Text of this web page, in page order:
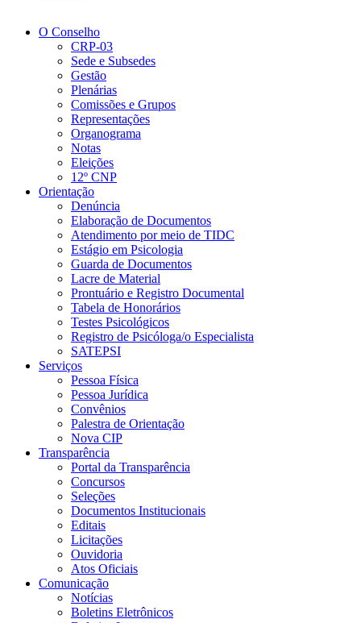
O Conselho
CRP-03
Sede e Subsedes
Gestão
Plenárias
Comissões e Grupos
Representações
Organograma
Notas
Eleições
12º CNP
Orientação
Denúncia
Elaboração de Documentos
Atendimento por meio de TIDC
Estágio em Psicologia
Guarda de Documentos
Lacre de Material
Prontuário e Registro Documental
Tabela de Honorários
Testes Psicológicos
Registro de Psicóloga/o Especialista
SATEPSI
Serviços
Pessoa Física
Pessoa Jurídica
Convênios
Palestra de Orientação
Nova CIP
Transparência
Portal da Transparência
Concursos
Seleções
Documentos Institucionais
Editais
Licitações
Ouvidoria
Atos Oficiais
Comunicação
Notícias
Boletins Eletrônicos